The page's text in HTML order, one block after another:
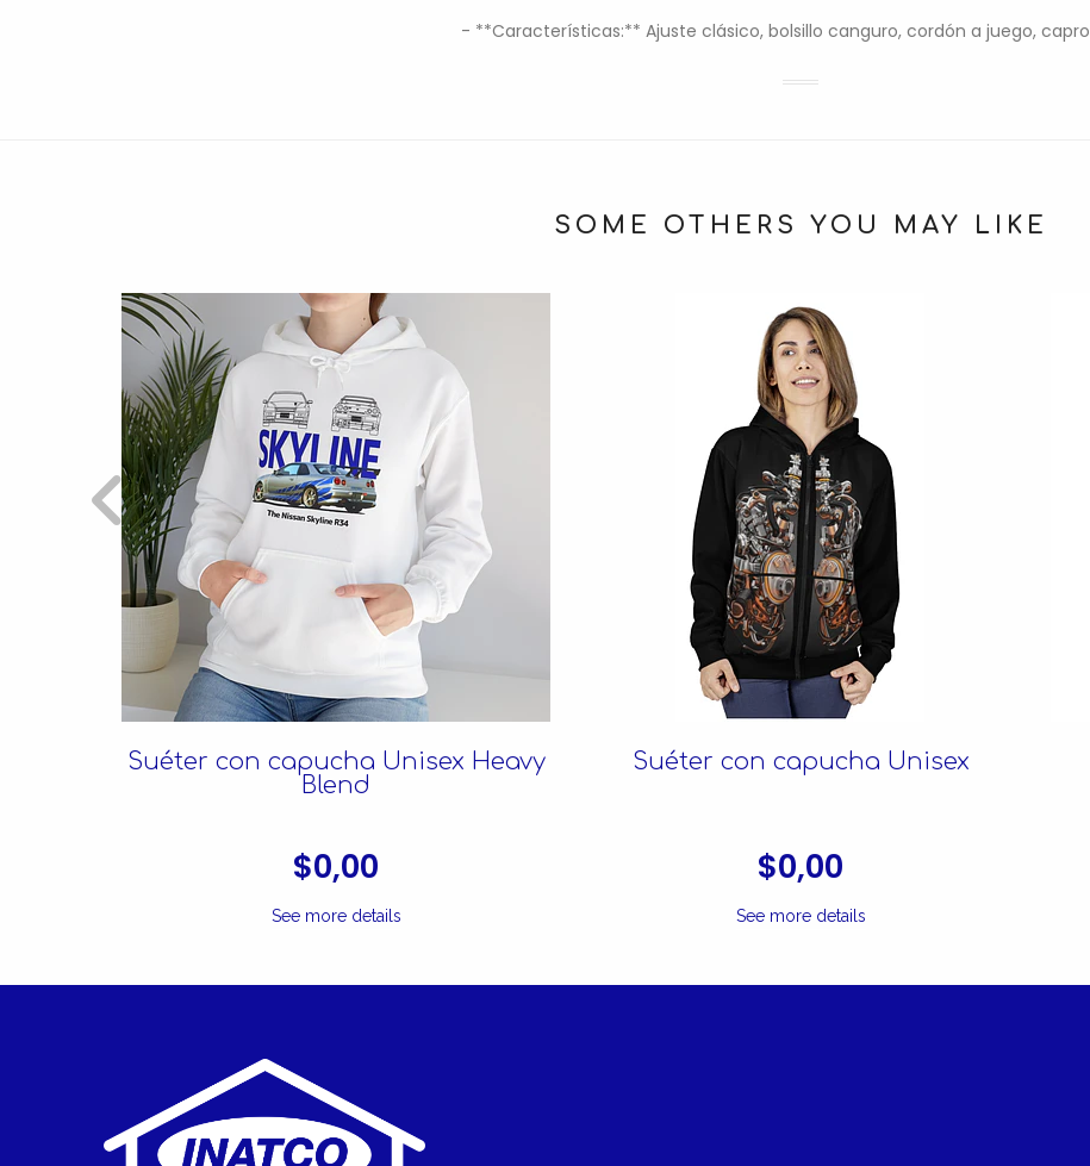
- **Características:** Ajuste clásico, bolsillo canguro, cordón a juego, capro
SOME OTHERS YOU MAY LIKE
Suéter con capucha Unisex Heavy
Blend
$0,00
See more details
Suéter con capucha Unisex
$0,00
See more details